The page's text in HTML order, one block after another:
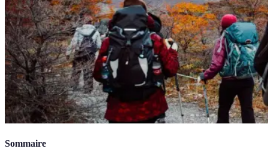
Sommaire